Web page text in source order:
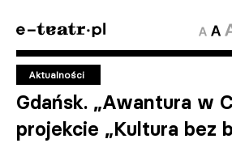
Aktualności
Gdańsk. „Awantura w
projekcie „Kultura bez